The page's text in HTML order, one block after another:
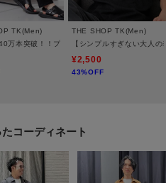
とで、さらに大人っぽい雰囲気を演
違って見える場合があります。ま
着用サイズ：03（L）
速乾/UVカット/透け防止/遮熱】BO-NO TEE/
TK(Men)
万本突破！！プレミアムスキニーパンツ 【
THE SHOP TK(Men)
【シンプルすぎない大人
¥2,500
43%OFF